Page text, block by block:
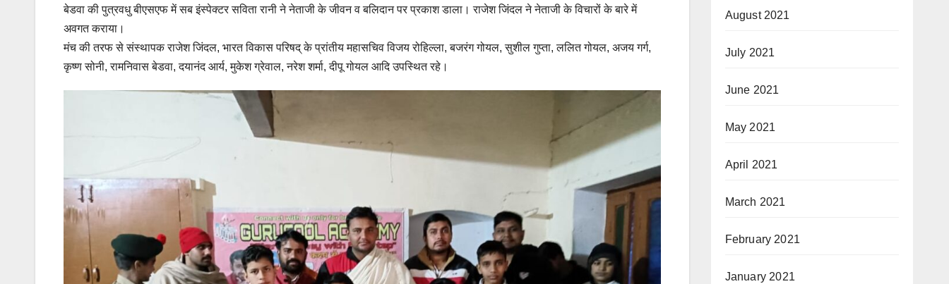
बेडवा की पुत्रवधु बीएसएफ में सब इंस्पेक्टर सविता रानी ने नेताजी के जीवन व बलिदान पर प्रकाश डाला। राजेश जिंदल ने नेताजी के विचारों के बारे में
अवगत कराया।
मंच की तरफ से संस्थापक राजेश जिंदल, भारत विकास परिषद् के प्रांतीय महासचिव विजय रोहिल्ला, बजरंग गोयल, सुशील गुप्ता, ललित गोयल, अजय गर्ग,
कृष्ण सोनी, रामनिवास बेडवा, दयानंद आर्य, मुकेश ग्रेवाल, नरेश शर्मा, दीपू गोयल आदि उपस्थित रहे।
August 2021
July 2021
June 2021
May 2021
April 2021
March 2021
February 2021
January 2021